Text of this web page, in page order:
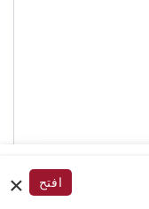
الحساب
افتح ×